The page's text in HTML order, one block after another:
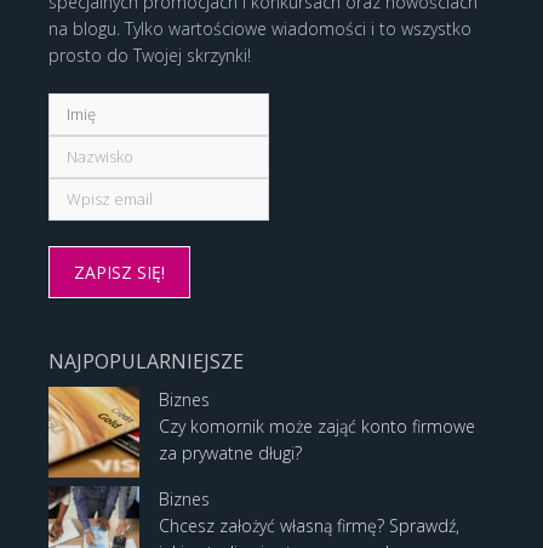
na blogu. Tylko wartościowe wiadomości i to wszystko
prosto do Twojej skrzynki!
NAJPOPULARNIEJSZE
Biznes
Czy komornik może zająć konto firmowe
za prywatne długi?
Biznes
Chcesz założyć własną firmę? Sprawdź,